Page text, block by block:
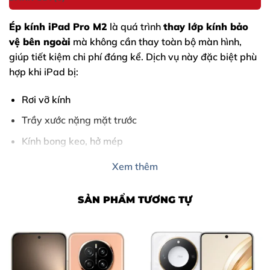
Ép kính iPad Pro M2 là quá trình thay lớp kính bảo
vệ bên ngoài mà không cần thay toàn bộ màn hình,
giúp tiết kiệm chi phí đáng kể. Dịch vụ này đặc biệt phù
hợp khi iPad bị:
Rơi vỡ kính
Trầy xước nặng mặt trước
Kính bong keo, hở mép
Thùy Trang Mobile Biên Hòa
, đảm bảokhông bụi – không bọt – không
Cam kết chỉ ép kính khi đủ điều kiện , không vẽ
bệnh, không ép khách thay màn hình nguyên bộ.
Xem thêm
SẢN PHẨM TƯƠNG TỰ